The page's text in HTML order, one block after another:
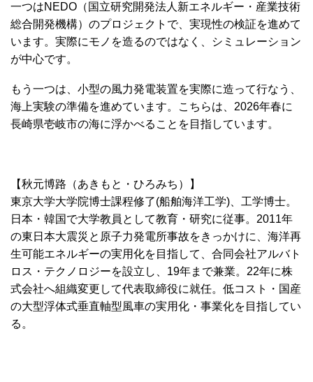
一つはNEDO（国立研究開発法人新エネルギー・産業技術
総合開発機構）のプロジェクトで、実現性の検証を進めて
います。実際にモノを造るのではなく、シミュレーション
が中心です。
もう一つは、小型の風力発電装置を実際に造って行なう、
海上実験の準備を進めています。こちらは、2026年春に
長崎県壱岐市の海に浮かべることを目指しています。
【秋元博路（あきもと・ひろみち）】
東京大学大学院博士課程修了(船舶海洋工学)、工学博士。
日本・韓国で大学教員として教育・研究に従事。2011年
の東日本大震災と原子力発電所事故をきっかけに、海洋再
生可能エネルギーの実用化を目指して、合同会社アルバト
ロス・テクノロジーを設立し、19年まで兼業。22年に株
式会社へ組織変更して代表取締役に就任。低コスト・国産
の大型浮体式垂直軸型風車の実用化・事業化を目指してい
る。